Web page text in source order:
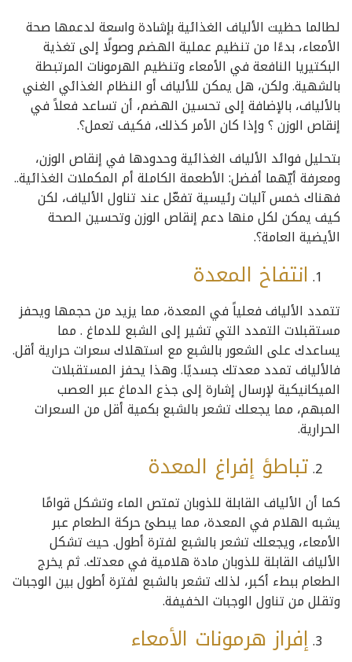
لطالما حظيت الألياف الغذائية بإشادة واسعة لدعمها صحة
الأمعاء، بدءًا من تنظيم عملية الهضم وصولًا إلى تغذية
البكتيريا النافعة في الأمعاء وتنظيم الهرمونات المرتبطة
بالشهية. ولكن، هل يمكن للألياف أو النظام الغذائي الغني
بالألياف، بالإضافة إلى تحسين الهضم، أن تساعد فعلاً في
إنقاص الوزن ؟ وإذا كان الأمر كذلك، فكيف تعمل؟.
بتحليل فوائد الألياف الغذائية وحدودها في إنقاص الوزن،
ومعرفة أيّهما أفضل: الأطعمة الكاملة أم المكملات الغذائية..
فهناك خمس آليات رئيسية تفعّل عند تناول الألياف، لكن
كيف يمكن لكل منها دعم إنقاص الوزن وتحسين الصحة
الأيضية العامة؟.
انتفاخ المعدة
تتمدد الألياف فعلياً في المعدة، مما يزيد من حجمها ويحفز
مستقبلات التمدد التي تشير إلى الشبع للدماغ . مما
يساعدك على الشعور بالشبع مع استهلاك سعرات حرارية أقل.
فالألياف تمدد معدتك جسديًا. وهذا يحفز المستقبلات
الميكانيكية لإرسال إشارة إلى جذع الدماغ عبر العصب
المبهم، مما يجعلك تشعر بالشبع بكمية أقل من السعرات
الحرارية.
تباطؤ إفراغ المعدة
كما أن الألياف القابلة للذوبان تمتص الماء وتشكل قوامًا
يشبه الهلام في المعدة، مما يبطئ حركة الطعام عبر
الأمعاء، ويجعلك تشعر بالشبع لفترة أطول. حيث تشكل
الألياف القابلة للذوبان مادة هلامية في معدتك. ثم يخرج
الطعام ببطء أكبر، لذلك تشعر بالشبع لفترة أطول بين الوجبات
وتقلل من تناول الوجبات الخفيفة.
إفراز هرمونات الأمعاء